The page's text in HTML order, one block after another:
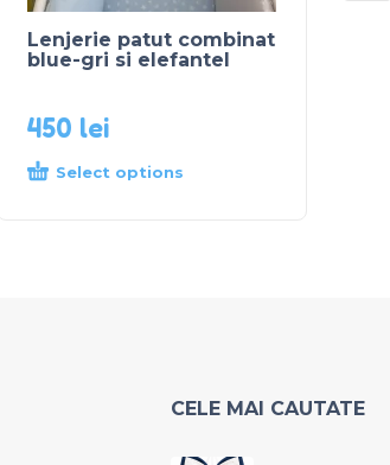
Lenjerie patut combinat
blue-gri si elefantel
450 lei
Select options
CELE MAI CAUTATE